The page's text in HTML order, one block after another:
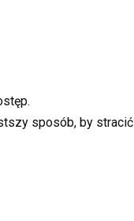
sposób, by stracić